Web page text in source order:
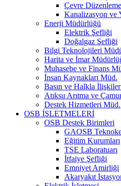
Çevre
Kanalizasyon ve
Enerji Müdürlüğü
Elektrik Şefliği
Doğalgaz Şefliği
Bilgi Teknolojileri
Harita ve İmar
Muhasebe ve Finans
İnsan Kaynakları Müd.
Basın ve Halkla
Atıksu Arıtma ve
Destek Hizmetleri Müd.
OSB İŞLETMELERİ
OSB Destek Birimleri
GAOSB
Eğitim Kurumları
TSE Laboratuarı
İtfaiye Şefliği
Emniyet Amirliği
Akaryakıt